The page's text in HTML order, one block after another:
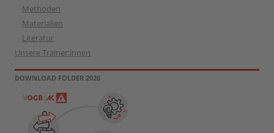
Methoden
Materialien
Literatur
Unsere Trainer:innen
DOWNLOAD FOLDER 2026